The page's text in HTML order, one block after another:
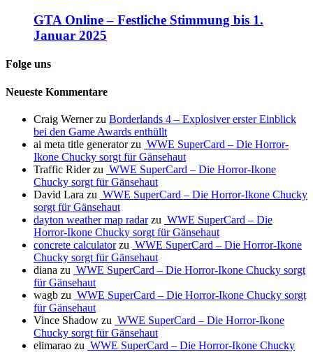
GTA Online – Festliche Stimmung bis 1.
Januar 2025
Folge uns
Neueste Kommentare
Craig Wernerzu Borderlands 4 – Explosiver erster Einblick
bei den Game Awards enthüllt
ai meta title generatorzu WWE SuperCard – Die Horror-
Ikone Chucky sorgt für Gänsehaut
Traffic Riderzu WWE SuperCard – Die Horror-Ikone
Chucky sorgt für Gänsehaut
David Lara zu WWE SuperCard – Die Horror-Ikone Chucky
sorgt für Gänsehaut
dayton weather map radarzu WWE SuperCard – Die
Horror-Ikone Chucky sorgt für Gänsehaut
concrete calculatorzu WWE SuperCard – Die Horror-Ikone
Chucky sorgt für Gänsehaut
diana zu WWE SuperCard – Die Horror-Ikone Chucky sorgt
für Gänsehaut
wagb zu WWE SuperCard – Die Horror-Ikone Chucky sorgt
für Gänsehaut
Vince Shadow zu WWE SuperCard – Die Horror-Ikone
Chucky sorgt für Gänsehaut
elimarao zu WWE SuperCard – Die Horror-Ikone Chucky